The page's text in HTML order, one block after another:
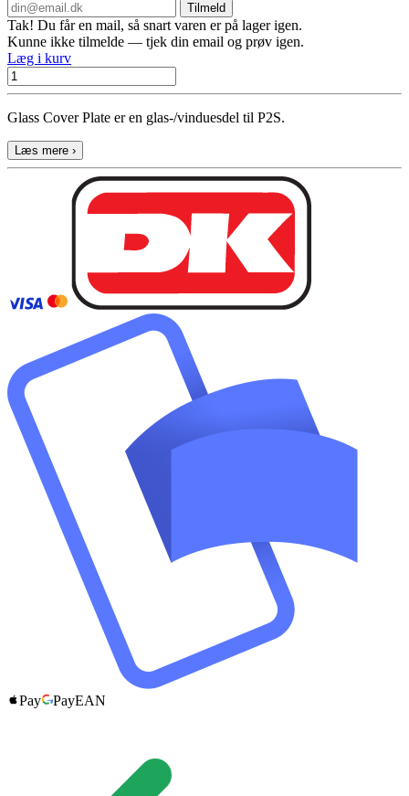
Tilmeld
Tak! Du får en mail, så snart varen er på lager igen.
Kunne ikke tilmelde — tjek din email og prøv igen.
Læg i kurv
Glass Cover Plate er en glas-/vinduesdel til P2S.
Læs mere ›
Pay PayEAN